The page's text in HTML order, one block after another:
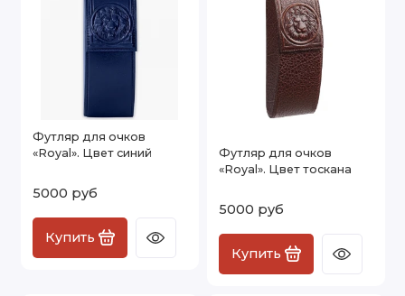
Футляр для очков
«Royal». Цвет синий
5000 руб
Купить
Футляр для очков
«Royal». Цвет тоскана
5000 руб
Купить